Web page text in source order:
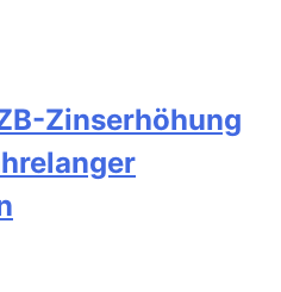
Zinserhöhung